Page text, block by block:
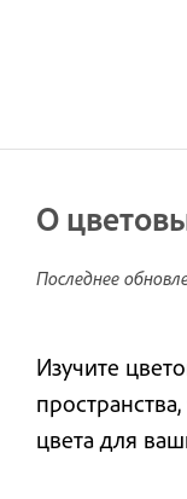
О
Последнее
Изучите
цвета для